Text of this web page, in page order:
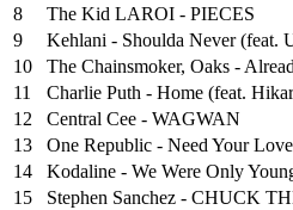
8
The Kid LAROI - PIECES
9
Kehlani - Shoulda Never (feat.
10
The Chainsmoker, Oaks -
11
Charlie Puth - Home (feat.
12
Central Cee - WAGWAN
13
One Republic - Need Your Love
14
Kodaline - We Were Only
15
Stephen Sanchez - CHUCK